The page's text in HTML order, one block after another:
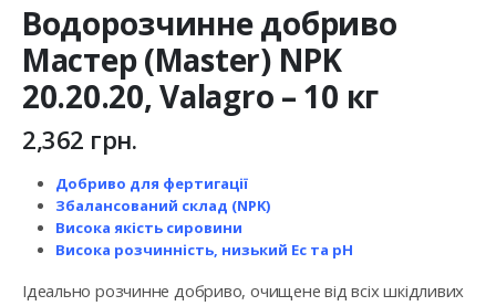
Водорозчинне добриво
Мастер (Master) NPK
20.20.20, Valagro – 10 кг
2,362 грн.
Добриво для фертигації
Збалансований склад (NPK)
Висока якість сировини
Висока розчинність, низький Ес та рН
Ідеально розчинне добриво, очищене від всіх шкідливих